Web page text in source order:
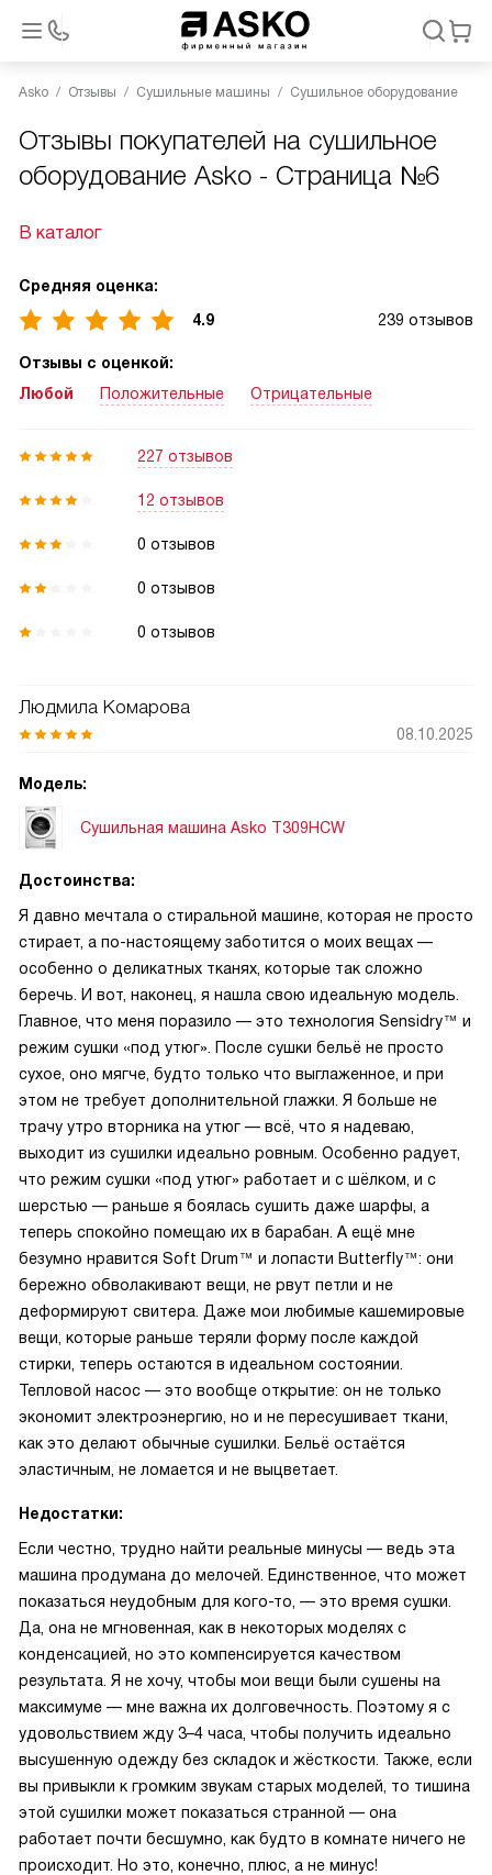
Asko Отзывы Сушильные машины Сушильное оборудование
Отзывы покупателей на сушильное
оборудование Asko - Страница №6
В каталог
Средняя оценка:
4.9
239 отзывов
Отзывы с оценкой:
Любой
Положительные Отрицательные
227 отзывов
12 отзывов
0 отзывов
0 отзывов
0 отзывов
Людмила Комарова
08.10.2025
Модель:
Сушильная машина Asko T309HCW
Достоинства:
Я давно мечтала о стиральной машине, которая не просто
стирает, а по-настоящему заботится о моих вещах —
особенно о деликатных тканях, которые так сложно
беречь. И вот, наконец, я нашла свою идеальную модель.
Главное, что меня поразило — это технология Sensidry™ и
режим сушки «под утюг». После сушки бельё не просто
сухое, оно мягче, будто только что выглаженное, и при
этом не требует дополнительной глажки. Я больше не
трачу утро вторника на утюг — всё, что я надеваю,
выходит из сушилки идеально ровным. Особенно радует,
что режим сушки «под утюг» работает и с шёлком, и с
шерстью — раньше я боялась сушить даже шарфы, а
теперь спокойно помещаю их в барабан. А ещё мне
безумно нравится Soft Drum™ и лопасти Butterfly™: они
бережно обволакивают вещи, не рвут петли и не
деформируют свитера. Даже мои любимые кашемировые
вещи, которые раньше теряли форму после каждой
стирки, теперь остаются в идеальном состоянии.
Тепловой насос — это вообще открытие: он не только
экономит электроэнергию, но и не пересушивает ткани,
как это делают обычные сушилки. Бельё остаётся
эластичным, не ломается и не выцветает.
Недостатки:
Если честно, трудно найти реальные минусы — ведь эта
машина продумана до мелочей. Единственное, что может
показаться неудобным для кого-то, — это время сушки.
Да, она не мгновенная, как в некоторых моделях с
конденсацией, но это компенсируется качеством
результата. Я не хочу, чтобы мои вещи были сушены на
максимуме — мне важна их долговечность. Поэтому я с
удовольствием жду 3–4 часа, чтобы получить идеально
высушенную одежду без складок и жёсткости. Также, если
вы привыкли к громким звукам старых моделей, то тишина
этой сушилки может показаться странной — она
работает почти бесшумно, как будто в комнате ничего не
происходит. Но это, конечно, плюс, а не минус!